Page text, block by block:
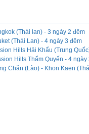
(Thái lan) - 3 ngày 2 đêm
(Thái Lan) - 4 ngày 3 đêm
Hills Thẩm Quyến - 4 ngày